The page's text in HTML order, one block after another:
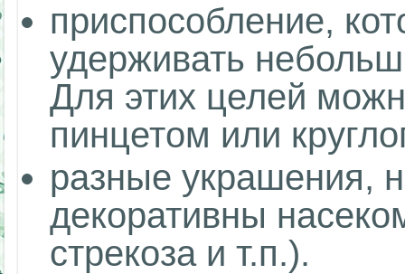
приспособление,
удерживать
Для этих целей
пинцетом или
разные украшения,
декоративны
стрекоза и т.п.).